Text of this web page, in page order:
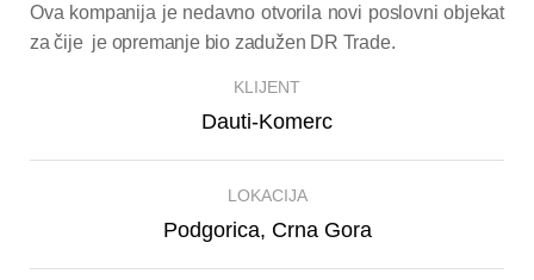
Ova kompanija je nedavno otvorila novi poslovni objekat
za čije je opremanje bio zadužen DR Trade.
KLIJENT
Dauti-Komerc
LOKACIJA
Podgorica, Crna Gora